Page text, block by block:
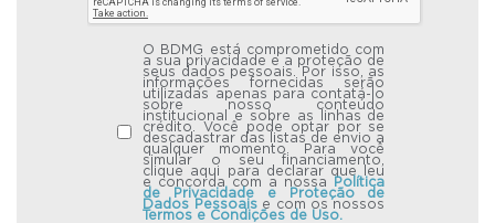
O BDMG está comprometido com
a sua privacidade e a proteção de
seus dados pessoais. Por isso, as
informações fornecidas serão
utilizadas apenas para contatá-lo
sobre nosso conteúdo
institucional e sobre as linhas de
crédito. Você pode optar por se
descadastrar das listas de envio a
qualquer momento. Para você
simular o seu financiamento,
clique aqui para declarar que leu
e concorda com a nossa
Política
de Privacidade e Proteção de
Dados Pessoaise com os nossos
Termos e Condições de Uso.